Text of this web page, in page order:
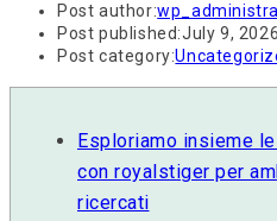
Post author:
Post published:July 9, 2026
Post category:
Esploriamo insieme
con royalstiger per
ricercati